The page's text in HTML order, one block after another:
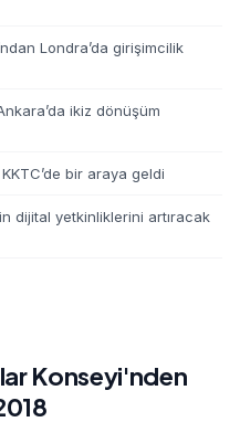
Konseyi'nden
Londra’da girişimcilik
ikiz dönüşüm
bir araya geldi
dijital yetkinliklerini artıracak